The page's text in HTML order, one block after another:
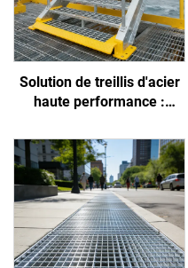
Solution de treillis d'acier
haute performance :
empêche les glissades des
travailleurs et réduit
l'encrassement